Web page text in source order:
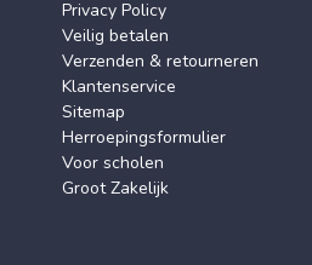
Privacy Policy
Veilig betalen
Verzenden & retourneren
Klantenservice
Sitemap
Herroepingsformulier
Voor scholen
Groot Zakelijk